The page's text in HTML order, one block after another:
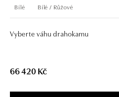
Bílé Bílé / Růžové
Vyberte váhu drahokamu
66 420 Kč